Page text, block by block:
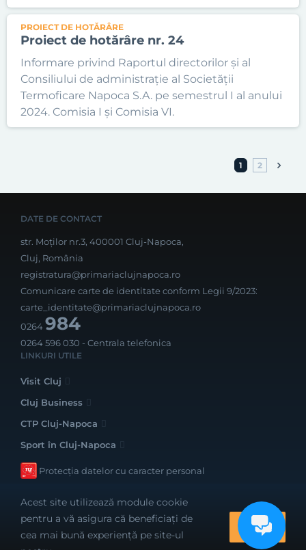
PROIECT DE HOTĂRÂRE
Proiect de hotărâre nr. 24
Informare privind Raportul directorilor și al
Consiliului de administrație al Societății
Termoficare Napoca S.A. pe semestrul I al anului
2024. Comisia I și Comisia VI.
1 2
DATE DE CONTACT
str. Moților nr.3, 400001 Cluj-Napoca,
Cluj, România
registratura@primariaclujnapoca.ro
Comunicare carte de identitate conform Legii 9/2023:
carte_identitate@primariaclujnapoca.ro
0264984
0264 596 030 - Centrala telefonica
LINKURI UTILE
Visit Cluj
Cluj Business
CTP Cluj-Napoca
Sport în Cluj-Napoca
Protecția datelor cu caracter personal
Realizat cu bune intenții de către
Acest site utilizează module cookie
pentru a vă asigura că beneficiați de
cea mai bună experiență pe site-ul
OK